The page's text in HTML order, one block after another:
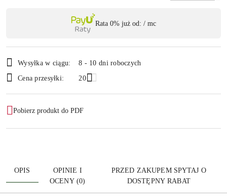
i
dostawa
Rata 0% już od: / mc
Wysyłka w ciągu:
8 - 10 dni roboczych
Cena przesyłki:
20
Pobierz produkt do PDF
OPIS
OPINIE I
OCENY (0)
PRZED ZAKUPEM SPYTAJ O
DOSTĘPNY RABAT